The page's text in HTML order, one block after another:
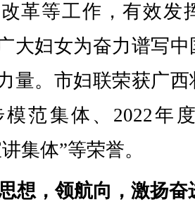
革等工作，有效发
大妇女为奋力谱写
量。市妇联荣获广
范集体、2022年
集体”等荣誉。
想，领航向，激扬奋